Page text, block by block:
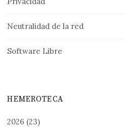
Neutralidad de la red
Software Libre
HEMEROTECA
2026 (23)